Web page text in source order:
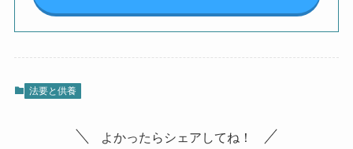
法要と供養
よかったらシェアしてね！